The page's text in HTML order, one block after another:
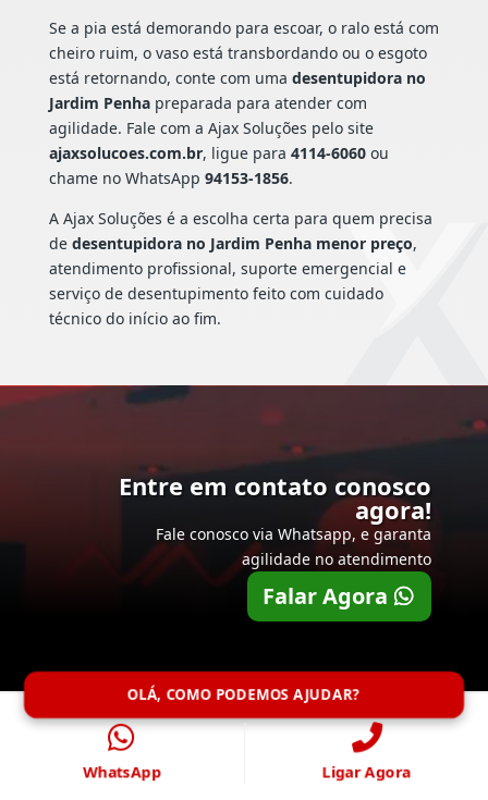
Se a pia está demorando para escoar, o ralo está com
cheiro ruim, o vaso está transbordando ou o esgoto
está retornando, conte com uma desentupidora no
Jardim Penhapreparada para atender com
agilidade. Fale com a Ajax Soluções pelo site
ajaxsolucoes.com.br, ligue para 4114-6060ou
chame no WhatsApp 94153-1856.
A Ajax Soluções é a escolha certa para quem precisa
de desentupidora no Jardim Penha menor preço,
atendimento profissional, suporte emergencial e
serviço de desentupimento feito com cuidado
técnico do início ao fim.
Entre em contato conosco
agora!
Fale conosco via Whatsapp, e garanta
agilidade no atendimento
Falar Agora
OLÁ, COMO PODEMOS AJUDAR?
WhatsApp Ligar Agora